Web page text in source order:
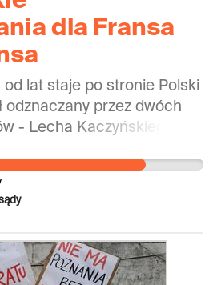
dla Fransa
lat staje po stronie Polski
odznaczany przez dwóch
- Lecha Kaczyńskiego i
Zasługi RP IV klasy i
za zasługi w
polskich żołnierzy na
niezależności polskich
szacunku dla naszego